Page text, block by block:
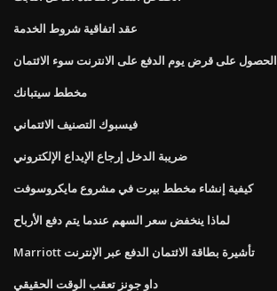
عقد اتفاقية شروط الخدمة
الحصول على قرض يوم الدفع على الانترنت سوء الائتمان
مخطط سيتبانك
فيسبوك التصنيف الائتماني
ضريبة الدخل إرجاع الإيداع الإلكتروني
كيفية إنشاء مخطط بيرت في مشروع مايكروسوفت
لماذا ينخفض ​​سعر السهم عندما يتم دفع الأرباح
Marriott تأشيرة بطاقة الائتمان الدفع عبر الإنترنت
داو جونز تعقب الوقت الحقيقي